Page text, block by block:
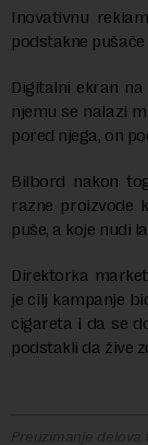
Inovativnu
podstakne
Digitalni ekran
njemu se nalazi
pored njega, on
Bilbord nakon
razne proizvode
puše, a koje nudi
Direktorka
je cilj kampanje
cigareta i da se
podstakli da žive
Preuzimanje delova